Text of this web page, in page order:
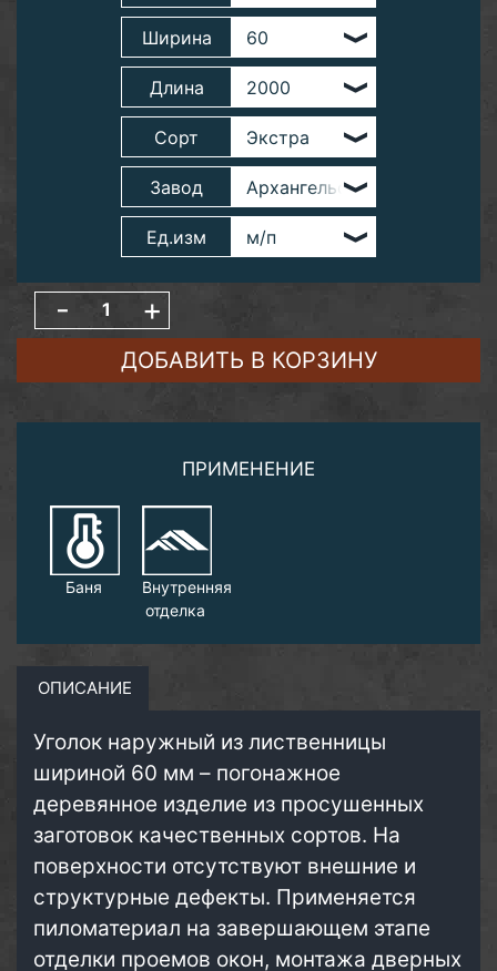
Ширина
Длина
Сорт
Завод
Ед.изм
- +
ДОБАВИТЬ В КОРЗИНУ
ПРИМЕНЕНИЕ
Баня
Внутренняя
отделка
ОПИСАНИЕ
Уголок наружный из лиственницы
шириной 60 мм – погонажное
деревянное изделие из просушенных
заготовок качественных сортов. На
поверхности отсутствуют внешние и
структурные дефекты. Применяется
пиломатериал на завершающем этапе
отделки проемов окон, монтажа дверных